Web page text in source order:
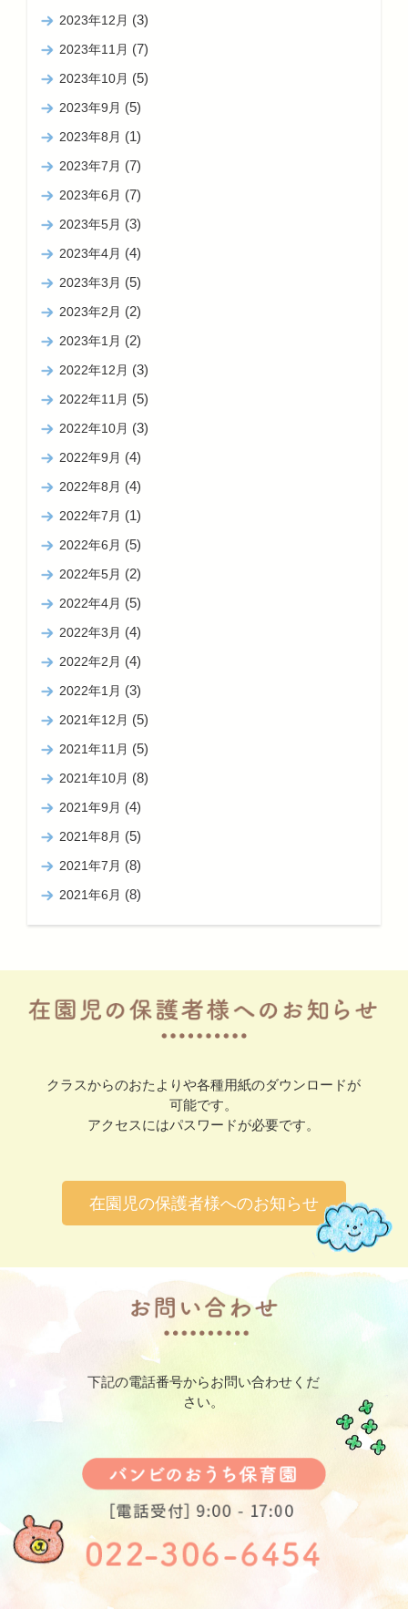
2023年12月 (3)
2023年11月 (7)
2023年10月 (5)
2023年9月 (5)
2023年8月 (1)
2023年7月 (7)
2023年6月 (7)
2023年5月 (3)
2023年4月 (4)
2023年3月 (5)
2023年2月 (2)
2023年1月 (2)
2022年12月 (3)
2022年11月 (5)
2022年10月 (3)
2022年9月 (4)
2022年8月 (4)
2022年7月 (1)
2022年6月 (5)
2022年5月 (2)
2022年4月 (5)
2022年3月 (4)
2022年2月 (4)
2022年1月 (3)
2021年12月 (5)
2021年11月 (5)
2021年10月 (8)
2021年9月 (4)
2021年8月 (5)
2021年7月 (8)
2021年6月 (8)
クラスからのおたよりや各種用紙のダウンロードが
可能です。
アクセスにはパスワードが必要です。
在園児の保護者様へのお知らせ
下記の電話番号からお問い合わせくだ
さい。